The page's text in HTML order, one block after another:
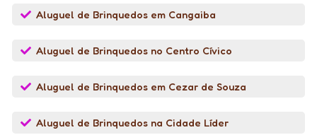
Aluguel de Brinquedos em Cangaiba
Aluguel de Brinquedos no Centro Cívico
Aluguel de Brinquedos em Cezar de Souza
Aluguel de Brinquedos na Cidade Líder